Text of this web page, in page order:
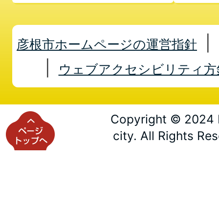
彦根市ホームページの運営指針
ウェブアクセシビリティ方
Copyright © 2024
city. All Rights